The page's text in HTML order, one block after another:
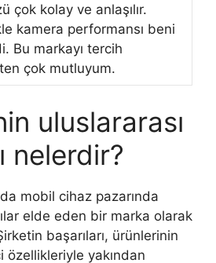
çok kolay ve anlaşılır.
kamera performansı beni
Bu markayı tercih
çok mutluyum.
uluslararası
nelerdir?
mobil cihaz pazarında
elde eden bir marka olarak
başarıları, ürünlerinin
özellikleriyle yakından